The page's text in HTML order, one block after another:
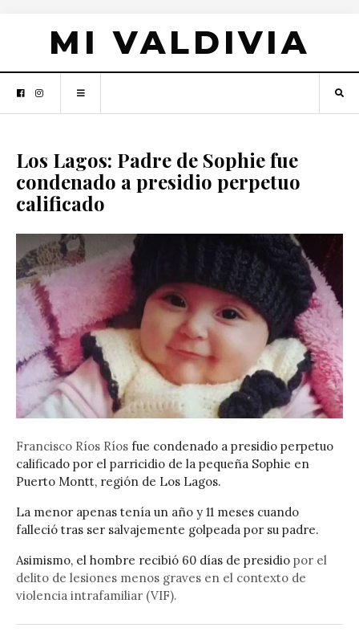
MI VALDIVIA
Los Lagos: Padre de Sophie fue
condenado a presidio perpetuo
calificado
Francisco Ríos Ríos fue condenado a presidio perpetuo
calificado por el parricidio de la pequeña Sophie en
Puerto Montt, región de Los Lagos.
La menor apenas tenía un año y 11 meses cuando
falleció tras ser salvajemente golpeada por su padre.
Asimismo, el hombre recibió 60 días de presidio por el
delito de lesiones menos graves en el contexto de
violencia intrafamiliar (VIF).